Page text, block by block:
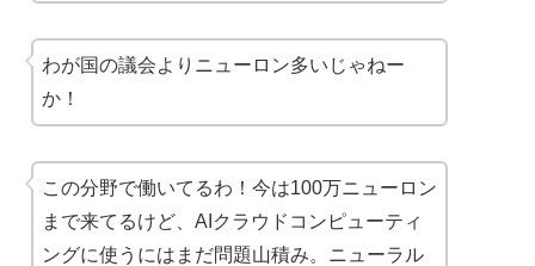
わが国の議会よりニューロン多いじゃねー
か！
この分野で働いてるわ！今は100万ニューロン
まで来てるけど、AIクラウドコンピューティ
ングに使うにはまだ問題山積み。ニューラル